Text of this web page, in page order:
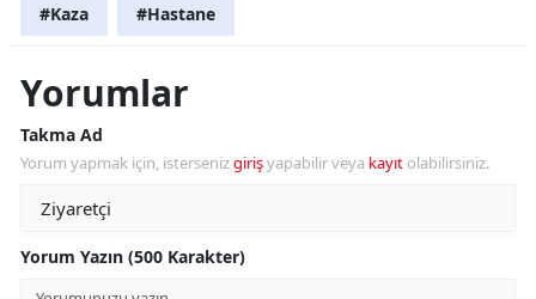
#Kaza #Hastane
Yorumlar
Takma Ad
Yorum yapmak için, istersenizgirişyapabilir veya kayıt olabilirsiniz.
Yorum Yazın (500 Karakter)